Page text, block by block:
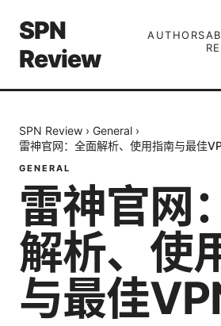
SPN
Review
AUTHORS
SPN Review › General ›
雷神官网：全面解析、使用指南与最佳
GENERAL
雷神官网
解析、使
与最佳